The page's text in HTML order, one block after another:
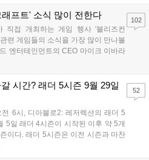
며 디아블로2: 레...
프트' 소식 많이 전한다
직접 개최하는 게임 행사 '블리즈컨
련 게임들의 소식을 가장 많이 만나볼
엔터테인먼트의 CEO 마이크 이바라
즈컨 평면도 속 '오버워치', '디아블로
102
시간? 래더 5시즌 9월 29일
6시, 디아블로2: 레저렉션의 래더 5
5일 래더 4시즌이 시작된 이후 약 5개
이다. 래더 5시즌은 이전 시즌과 마찬
지널 하드코어 래더, 일반 래더, 하드
52